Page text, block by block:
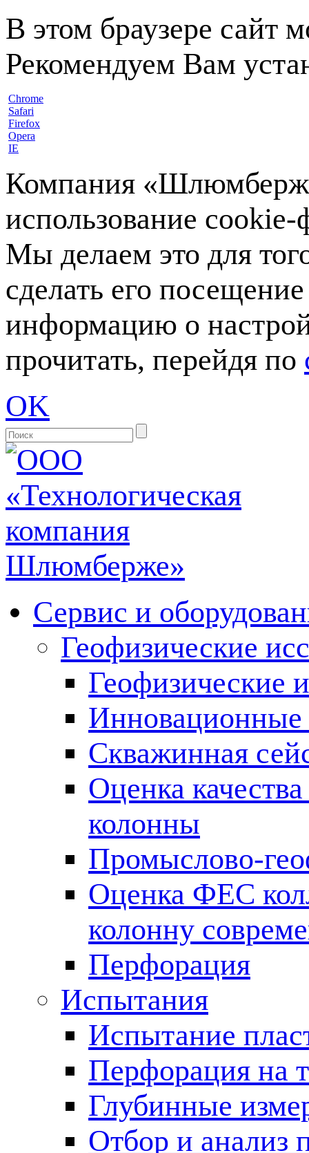
В этом браузере сайт
Рекомендуем Вам
Chrome
Safari
Firefox
Opera
IE
Компания
использование
Мы делаем это для
сделать его
информацию о
прочитать, перейдя по
OK
Сервис и
Геофизические
Геофизические
Инновационные
Скважинная
Оценка
колонны
Промыслово-
Оценка ФЕС
колонну
Перфорация
Испытания
Испытание
Перфорация на
Глубинные
Отбор и анализ